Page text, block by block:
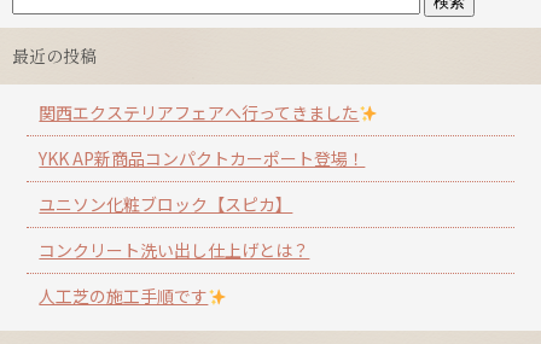
最近の投稿
関西エクステリアフェアへ行ってきました
YKK AP新商品コンパクトカーポート登場！
ユニソン化粧ブロック【スピカ】
コンクリート洗い出し仕上げとは？
人工芝の施工手順です